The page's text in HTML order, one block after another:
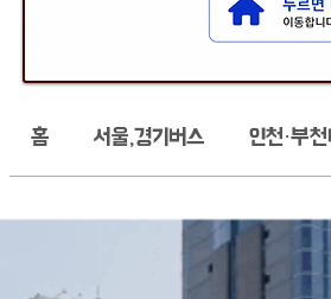
홈 서울,경기버스 인천·부